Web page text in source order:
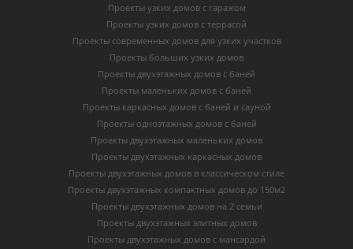
Проекты узких домов с гаражом
Проекты узких домов с террасой
Проекты современных домов для узких участков
Проекты больших узких домов
Проекты двухэтажных домов с баней
Проекты маленьких домов с баней
Проекты каркасных домов c баней и сауной
Проекты одноэтажных домов с баней
Проекты двухэтажных маленьких домов
Проекты двухэтажных каркасных домов
Проекты двухэтажных домов в классическом стиле
Проекты двухэтажных компактных домов до 150м2
Проекты двухэтажных домов на 2 семьи
Проекты двухэтажных элитных домов
Проекты двухэтажных домов с мансардой